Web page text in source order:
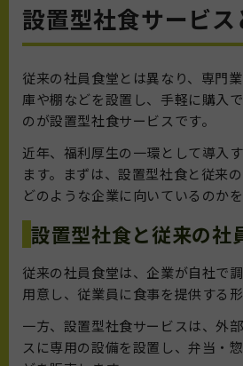
設置型社食サービス
従来の社員食堂とは異なり、専門
庫や棚などを設置し、手軽に購入
のが設置型社食サービスです。
近年、福利厚生の一環として導入
ます。まずは、設置型社食と従来
どのような企業に向いているのか
設置型社食と従来の社
従来の社員食堂は、企業が自社で
用意し、従業員に食事を提供する形
一方、設置型社食サービスは、外
スに専用の設備を設置し、弁当・